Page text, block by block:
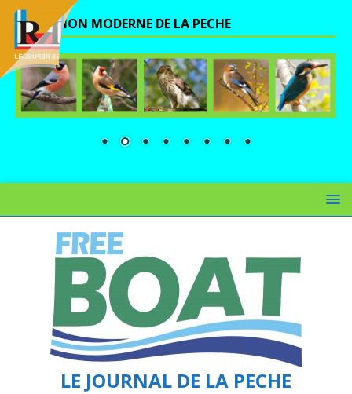
UNE VISION MODERNE DE LA PECHE
LE JOURNAL DE LA PECHE